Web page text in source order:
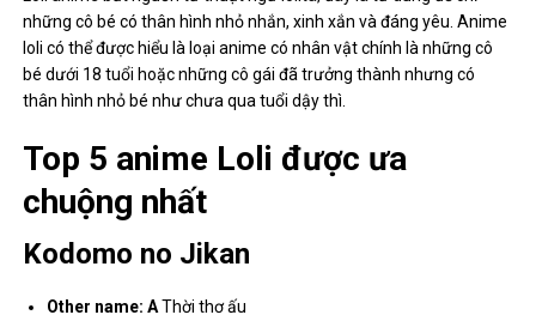
những cô bé có thân hình nhỏ nhắn, xinh xắn và đáng yêu. Anime
loli có thể được hiểu là loại anime có nhân vật chính là những cô
bé dưới 18 tuổi hoặc những cô gái đã trưởng thành nhưng có
thân hình nhỏ bé như chưa qua tuổi dậy thì.
Top 5 anime Loli được ưa
chuộng nhất
Kodomo no Jikan
Other name: AThời thơ ấu